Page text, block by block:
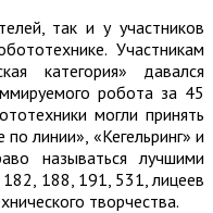
так и у участников
Участникам
категория» давался
робота за 45
могли принять
линии», «Кегельринг» и
называться лучшими
188, 191, 531, лицеев
творчества.